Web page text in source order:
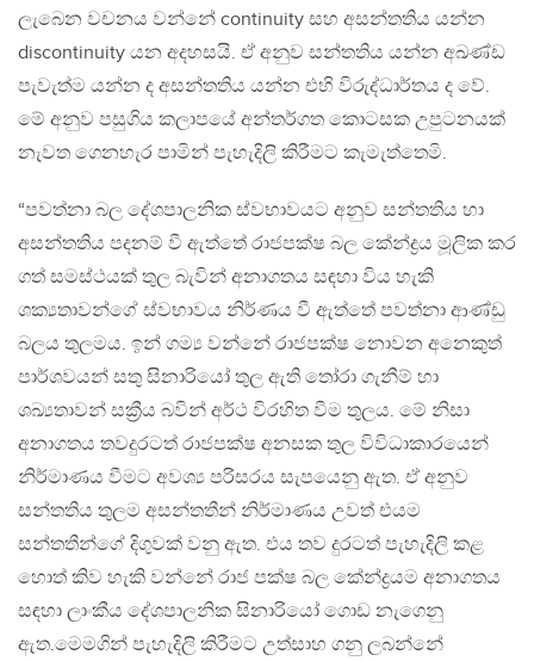
ලැබෙන වචනය වන්නේ continuity සහ අසන්තතිය යන්න
discontinuity යන අදහසයි. ඒ අනුව සන්තතිය යන්න අඛණ්ඩ
පැවැත්ම යන්න ද අසන්තතිය යන්න එහි විරුද්ධාර්තය ද වේ.
මේ අනුව පසුගිය කලාපයේ අන්තර්ගත කොටසක උපුටනයක්
නැවත ගෙනහැර පාමින් පැහැදිලි කිරීමට කැමැත්තෙමි.
“පවත්නා බල දේශපාලනික ස්වභාවයට අනුව සන්තතිය හා
අසන්තතිය පදනම් වී ඇත්තේ රාජපක්ෂ බල කේන්ද්‍රය මූලික කර
ගත් සමස්ථයක් තුල බැවින් අනාගතය සඳහා විය හැකි
ශක්‍යතාවන්ගේ ස්වභාවය නිර්ණය වී ඇත්තේ පවත්නා ආණ්ඩු
බලය තුලමය. ඉන් ගම්‍ය වන්නේ රාජපක්ෂ නොවන අනෙකුත්
පාර්ශවයන් සතු සිනාරියෝ තුල ඇති තෝරා ගැනීම් හා
ශඛ්‍යතාවන් සක්‍රීය බවින් අර්ථ විරහිත වීම තුලය. මේ නිසා
අනාගතය තවදුරටත් රාජපක්ෂ අනසක තුල විවිධාකාරයෙන්
නිර්මාණය වීමට අවශ්‍ය පරිසරය සැපයෙනු ඇත. ඒ අනුව
සන්තතිය තුලම අසන්තතීන් නිර්මාණය උවත් එයම
සන්තතීන්ගේ දිගුවක් වනු ඇත. එය තව දුරටත් පැහැදිලි කළ
හොත් කිව හැකි වන්නේ රාජ පක්ෂ බල කේන්ද්‍රයම අනාගතය
සඳහා ලාංකීය දේශපාලනික සිනාරියෝ ගොඩ නැගෙනු
ඇත.මෙමගින් පැහැදිලි කිරීමට උත්සාහ ගනු ලබන්නේ